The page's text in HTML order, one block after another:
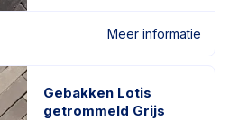
Meer informatie
Gebakken Lotis
getrommeld Grijs